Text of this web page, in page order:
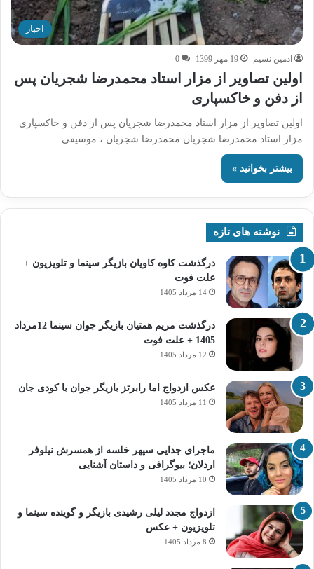
اخبار
ادمین نسیم 19 مهر 1399 0
اولین تصاویر از مزار استاد محمدرضا شجریان پس
از دفن و خاکسپاری
اولین تصاویر از مزار استاد محمدرضا شجریان پس از دفن و خاکسپاری
مزار استاد محمدرضا شجریان محمدرضا شجریان ، موسیقی‌…
بیشتر بخوانید »
نوشته های تازه
درگذشت کاوه کاویان بازیگر سینما و تلویزیون +
علت فوت
14 مرداد 1405
درگذشت مریم همتیان بازیگر جوان سینما 12مرداد
1405 + علت فوت
12 مرداد 1405
عکس ازدواج اما رابرتز بازیگر جوان با کودی جان
11 مرداد 1405
ماجرای جدایی سپهر خلسه از همسرش نیلوفر
اردلان؛ بیوگرافی و داستان آشنایی
10 مرداد 1405
ازدواج مجدد لیلی رشیدی بازیگر و گوینده سینما و
تلویزیون + عکس
8 مرداد 1405